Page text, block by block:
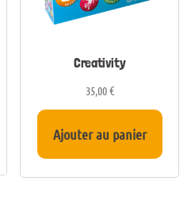
Creativity
35,00€
Ajouter au panier